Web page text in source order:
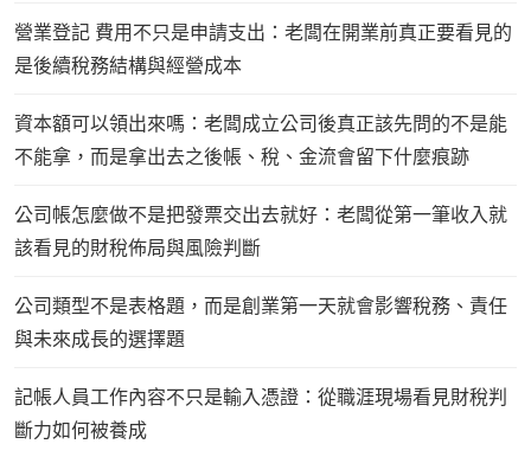
營業登記 費用不只是申請支出：老闆在開業前真正要看見的
是後續稅務結構與經營成本
資本額可以領出來嗎：老闆成立公司後真正該先問的不是能
不能拿，而是拿出去之後帳、稅、金流會留下什麼痕跡
公司帳怎麼做不是把發票交出去就好：老闆從第一筆收入就
該看見的財稅佈局與風險判斷
公司類型不是表格題，而是創業第一天就會影響稅務、責任
與未來成長的選擇題
記帳人員工作內容不只是輸入憑證：從職涯現場看見財稅判
斷力如何被養成